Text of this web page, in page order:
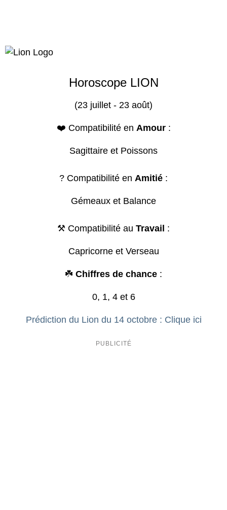
Horoscope LION
(23 juillet - 23 août)
❤️ Compatibilité en Amour:
Sagittaire et Poissons
? Compatibilité en Amitié :
Gémeaux et Balance
⚒️ Compatibilité au Travail :
Capricorne et Verseau
☘️ Chiffres de chance :
0, 1, 4 et 6
Prédiction du Lion du 14 octobre : Clique ici